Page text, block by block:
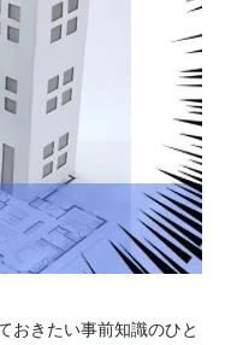
おきたい事前知識のひと